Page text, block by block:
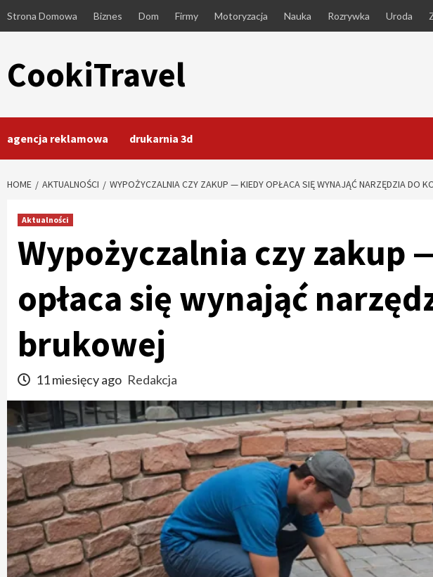
Strona Domowa Biznes Dom Firmy Motoryzacja Nauka Rozrywka Uroda
CookiTravel
agencja reklamowa drukarnia 3d
HOME AKTUALNOŚCI WYPOŻYCZALNIA CZY ZAKUP — KIEDY OPŁACA SIĘ WYNAJĄĆ NARZĘDZIA DO
Aktualności
Wypożyczalnia czy zakup
opłaca się wynająć
brukowej
11 miesięcy ago Redakcja